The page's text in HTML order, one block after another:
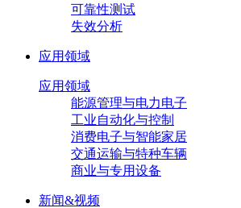
可靠性测试
失效分析
应用领域
应用领域
能源管理与电力电子
工业自动化与控制
消费电子与智能家居
交通运输与特种车辆
商业与专用设备
新闻&视频